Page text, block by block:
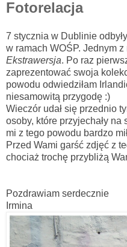
Fotorelacja
7 stycznia w Dublinie
w ramach WOŚP. Jednym
Ekstrawersja. Po raz
zaprezentować swoja
powodu odwiedziłam
niesamowitą przygodę :)
Wieczór udał się przednio
osoby, które przyjechały
mi z tego powodu bardzo
Przed Wami garść zdjęć z
chociaż trochę przybliżą
Pozdrawiam serdecznie
Irmina